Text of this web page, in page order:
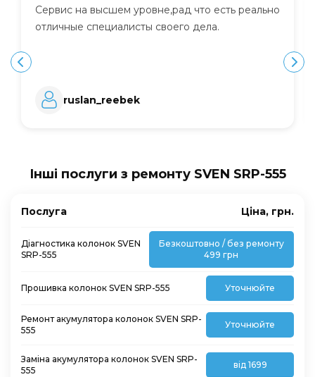
Сервис на высшем уровне,рад что есть реально
отличные специалисты своего дела.
ruslan_reebek
Інші послуги з ремонту SVEN SRP-555
Послуга Ціна, грн.
Діагностика колонок SVEN
SRP-555
Безкоштовно / без ремонту
499 грн
Прошивка колонок SVEN SRP-555 Уточнюйте
Ремонт акумулятора колонок SVEN SRP-
555
Уточнюйте
Заміна акумулятора колонок SVEN SRP-
555
від 1699